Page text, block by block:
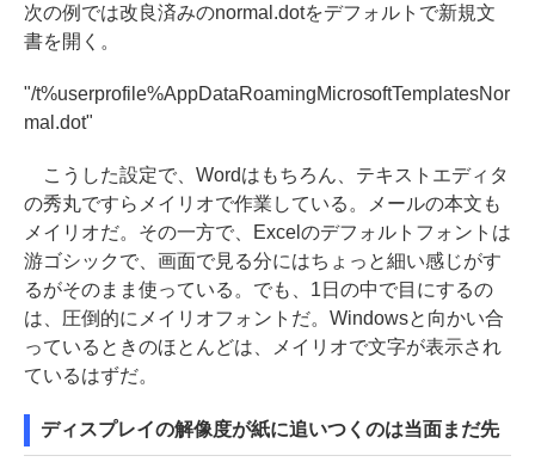
次の例では改良済みのnormal.dotをデフォルトで新規文
書を開く。
"/t%userprofile%AppDataRoamingMicrosoftTemplatesNor
mal.dot"
こうした設定で、Wordはもちろん、テキストエディタ
の秀丸ですらメイリオで作業している。メールの本文も
メイリオだ。その一方で、Excelのデフォルトフォントは
游ゴシックで、画面で見る分にはちょっと細い感じがす
るがそのまま使っている。でも、1日の中で目にするの
は、圧倒的にメイリオフォントだ。Windowsと向かい合
っているときのほとんどは、メイリオで文字が表示され
ているはずだ。
ディスプレイの解像度が紙に追いつくのは当面まだ先